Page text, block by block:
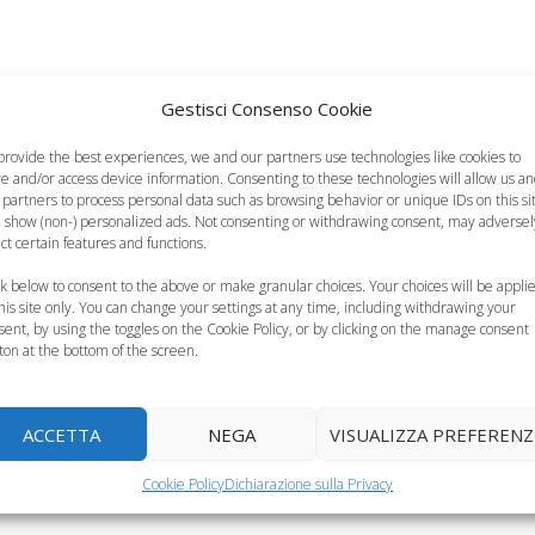
Gestisci Consenso Cookie
the best experiences, we and our partners use technologies like cookies to
and/or access device information. Consenting to these technologies will allow us
to process personal data such as browsing behavior or unique IDs on this
show (non-) personalized ads. Not consenting or withdrawing consent, may
certain features and functions.
below to consent to the above or make granular choices. Your choices will be
site only. You can change your settings at any time, including withdrawing your
by using the toggles on the Cookie Policy, or by clicking on the manage consent
at the bottom of the screen.
ACCETTA NEGA VISUALIZZA
Cookie PolicyDichiarazione sulla Privacy
da fare in
con i
dai 3 ai 6
I giochi da fare in
spiaggia con i
Primo bagno al mare
del neonato, i